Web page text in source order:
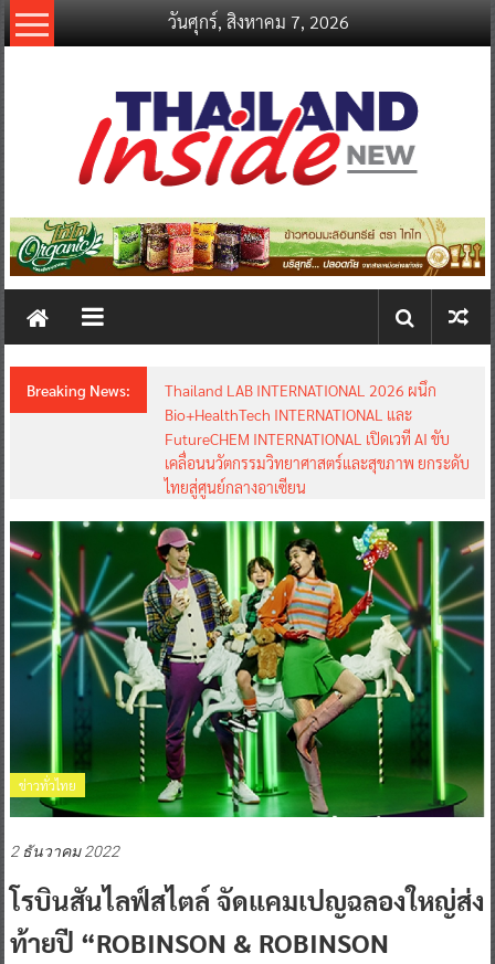
Skip
to
วันศุกร์, สิงหาคม 7, 2026
thailandinsidenew.com
Thailand
New
Breaking News:
Thailand LAB INTERNATIONAL 2026 ผนึก
Bio+HealthTech INTERNATIONAL และ
FutureCHEM INTERNATIONAL เปิดเวที AI ขับ
เคลื่อนนวัตกรรมวิทยาศาสตร์และสุขภาพ ยกระดับ
ไทยสู่ศูนย์กลางอาเซียน
ข่าวทั่วไทย
2 ธันวาคม 2022
โรบินสันไลฟ์สไตล์ จัดแคมเปญฉลองใหญ่ส่ง
ท้ายปี “ROBINSON & ROBINSON